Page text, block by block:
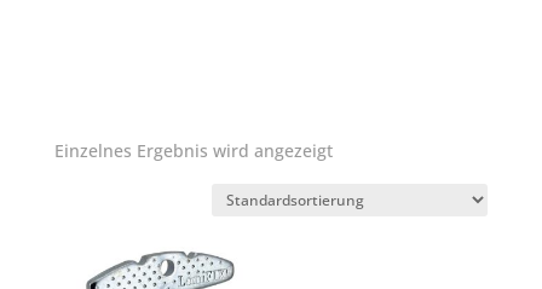
Einzelnes Ergebnis wird angezeigt